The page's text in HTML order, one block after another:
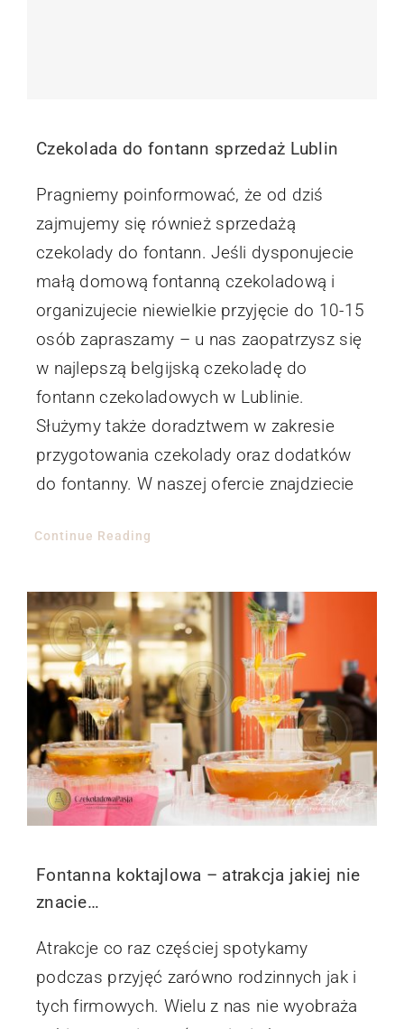
Czekolada do fontann sprzedaż Lublin
Pragniemy poinformować, że od dziś
zajmujemy się również sprzedażą
czekolady do fontann. Jeśli dysponujecie
małą domową fontanną czekoladową i
organizujecie niewielkie przyjęcie do 10-15
osób zapraszamy – u nas zaopatrzysz się
w najlepszą belgijską czekoladę do
fontann czekoladowych w Lublinie.
Służymy także doradztwem w zakresie
przygotowania czekolady oraz dodatków
do fontanny. W naszej ofercie znajdziecie
Continue Reading
Fontanna koktajlowa – atrakcja jakiej nie
znacie…
Atrakcje co raz częściej spotykamy
podczas przyjęć zarówno rodzinnych jak i
tych firmowych. Wielu z nas nie wyobraża